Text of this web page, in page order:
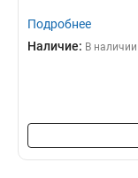
Подробнее
Наличие: В наличии